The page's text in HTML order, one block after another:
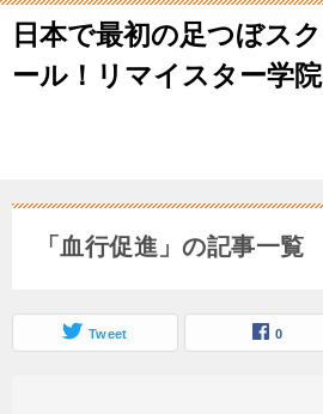
日本で最初の足つぼスク
ール！リマイスター学院
「血行促進」の記事一覧
Tweet 0